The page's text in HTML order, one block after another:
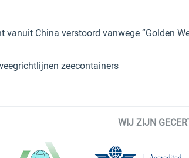
vanuit China verstoord vanwege “Golden
zeecontainers
WIJ ZIJN